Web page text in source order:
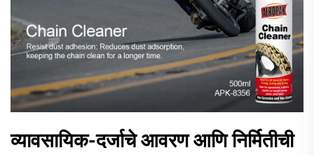
व्यावसायिक-दर्जाचे आवरण आणि निर्मितीची